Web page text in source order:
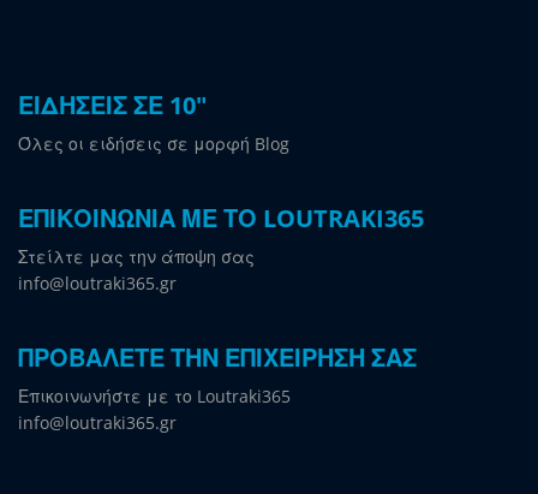
ΕΙΔΗΣΕΙΣ ΣΕ 10"
Όλες οι ειδήσεις σε μορφή Blog
ΕΠΙΚΟΙΝΩΝΙΑ ΜΕ ΤΟ LOUTRAKI365
Στείλτε μας την άποψη σας
info@loutraki365.gr
ΠΡΟΒΑΛΕΤΕ ΤΗΝ ΕΠΙΧΕΙΡΗΣΗ ΣΑΣ
Επικοινωνήστε με το Loutraki365
info@loutraki365.gr